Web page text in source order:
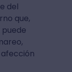
del
que,
puede